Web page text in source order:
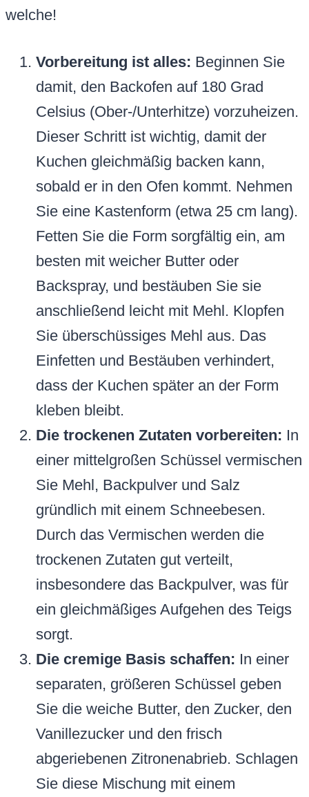
welche!
Vorbereitung ist alles: Beginnen Sie
damit, den Backofen auf 180 Grad
Celsius (Ober-/Unterhitze) vorzuheizen.
Dieser Schritt ist wichtig, damit der
Kuchen gleichmäßig backen kann,
sobald er in den Ofen kommt. Nehmen
Sie eine Kastenform (etwa 25 cm lang).
Fetten Sie die Form sorgfältig ein, am
besten mit weicher Butter oder
Backspray, und bestäuben Sie sie
anschließend leicht mit Mehl. Klopfen
Sie überschüssiges Mehl aus. Das
Einfetten und Bestäuben verhindert,
dass der Kuchen später an der Form
kleben bleibt.
Die trockenen Zutaten vorbereiten: In
einer mittelgroßen Schüssel vermischen
Sie Mehl, Backpulver und Salz
gründlich mit einem Schneebesen.
Durch das Vermischen werden die
trockenen Zutaten gut verteilt,
insbesondere das Backpulver, was für
ein gleichmäßiges Aufgehen des Teigs
sorgt.
Die cremige Basis schaffen: In einer
separaten, größeren Schüssel geben
Sie die weiche Butter, den Zucker, den
Vanillezucker und den frisch
abgeriebenen Zitronenabrieb. Schlagen
Sie diese Mischung mit einem